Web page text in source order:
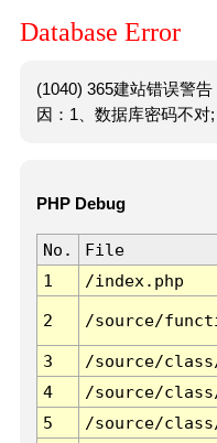
Database Error
(1040) 365建站错误警
因：1、数据库密码不对;
PHP Debug
No. File
1
/index.php
2 /source/
3 /source/
4
/source/
5
/source/